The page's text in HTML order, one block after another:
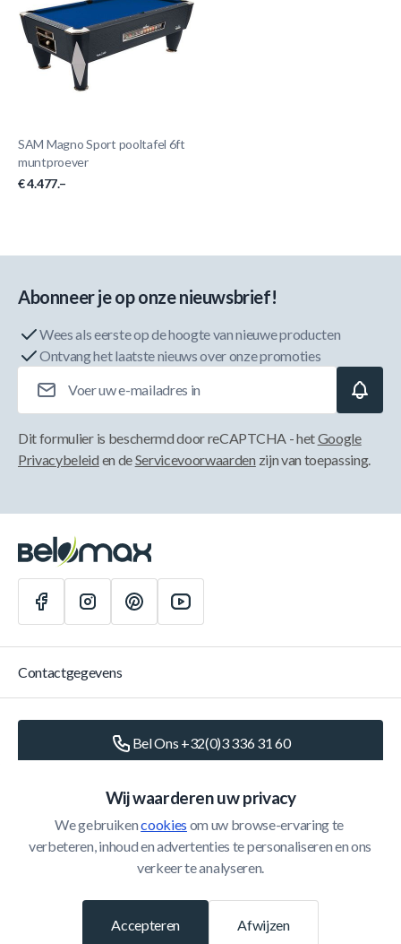
SAM Magno Sport pooltafel 6ft
muntproever
€ 4.477.–
Wij waarderen uw privacy
We gebruiken cookies om uw browse-ervaring te
verbeteren, inhoud en advertenties te personaliseren en ons
verkeer te analyseren.
Afwijzen
Accepteren
Abonneer je op onze nieuwsbrief!
Wees als eerste op de hoogte van nieuwe producten
Ontvang het laatste nieuws over onze promoties
Dit formulier is beschermd door reCAPTCHA - hetGoogle
Privacybeleid en deServicevoorwaarden zijn van toepassing.
Categorieën
Contactgegevens
Bel Ons +32(0)3 336 31 60
Schrijf Ons info@belomax.com
Routebeschrijving naar de Belomax